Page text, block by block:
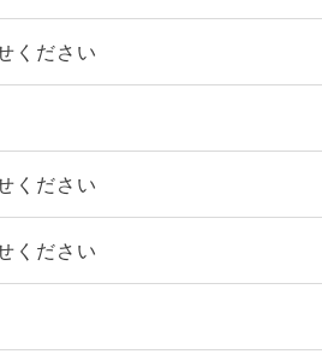
ください
ください
ください